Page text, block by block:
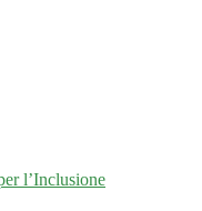
l’Inclusione